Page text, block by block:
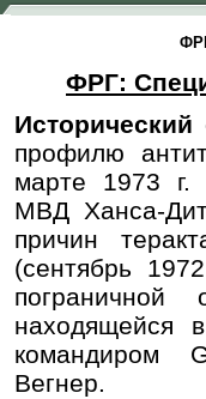
ФРГ:
профилю
марте 1973 г.
МВД Ханса-
причин
(сентябрь
находящейся
командиром
Вегнер.